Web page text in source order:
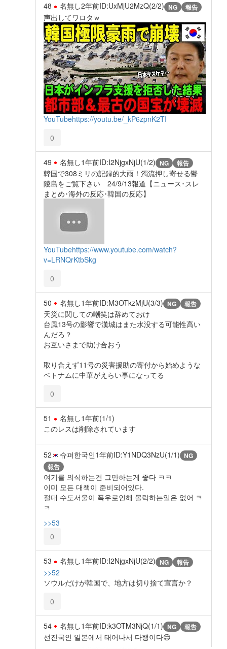
48 名無し2年前ID:UxMjU2MzQ(2/2) NG 報告
声出してワロタｗ
YouTubehttps://youtu.be/_kP6zpnK2TI
0
49 名無し1年前ID:I2NjgxNjU(1/2) NG 報告
韓国で308ミリの記録的大雨！濁流押し寄せる鬱
陵島をご覧下さい 24/9/13報道【ニュース･スレ
まとめ･海外の反応･韓国の反応】
YouTubehttps://www.youtube.com/watch?
v=LRNQrKtbSkg
0
50 名無し1年前ID:M3OTkzMjU(3/3) NG 報告
天災に関しての嘲笑は辞めておけ
台風13号の影響で漢城はまた水没する可能性高い
んだろ？
お互いさまで助け合おう
取り合えず11号の災害援助の寄付から始めような
ベトナムに中華がえらい事になってる
0
51 名無し1年前(1/1)
このレスは削除されています
52 슈퍼한국인1年前ID:Y1NDQ3NzU(1/1) NG
報告
여기를 의식하는건 그만하는게 좋다 ㅋㅋ
이미 모든 대책이 준비되어있다.
절대 수도서울이 폭우로인해 몰락하는일은 없어 ㅋ
ㅋ
>>53
0
53 名無し1年前ID:I2NjgxNjU(2/2) NG 報告
>>52
ソウルだけが韓国で、地方は切り捨て宣言か？
0
54 名無し1年前ID:k3OTM3NjQ(1/1) NG 報告
선진국인 일본에서 태어나서 다행이다😊